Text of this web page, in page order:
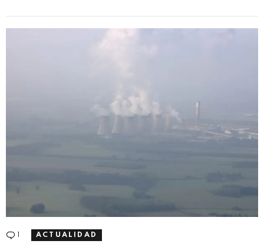
Comentario
ACTUALIDAD